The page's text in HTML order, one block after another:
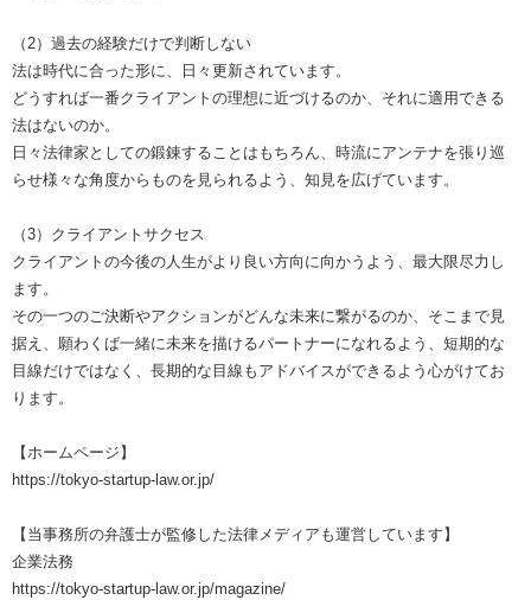
（2）過去の経験だけで判断しない
法は時代に合った形に、日々更新されています。
どうすれば一番クライアントの理想に近づけるのか、それに適用できる
法はないのか。
日々法律家としての鍛錬することはもちろん、時流にアンテナを張り巡
らせ様々な角度からものを見られるよう、知見を広げています。
（3）クライアントサクセス
クライアントの今後の人生がより良い方向に向かうよう、最大限尽力し
ます。
その一つのご決断やアクションがどんな未来に繋がるのか、そこまで見
据え、願わくば一緒に未来を描けるパートナーになれるよう、短期的な
目線だけではなく、長期的な目線もアドバイスができるよう心がけてお
ります。
【ホームページ】
https://tokyo-startup-law.or.jp/
【当事務所の弁護士が監修した法律メディアも運営しています】
企業法務
https://tokyo-startup-law.or.jp/magazine/